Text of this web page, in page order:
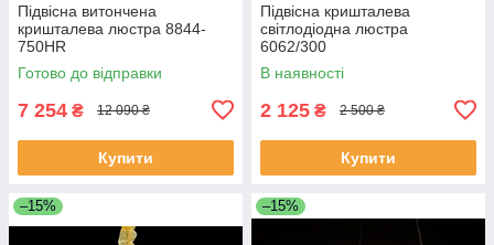
Підвісна витончена
кришталева люстра 8844-
750HR
Готово до відправки
7 254 ₴ 12 090 ₴
Купити
Підвісна кришталева
світлодіодна люстра
6062/300
В наявності
2 125 ₴ 2 500 ₴
Купити
–15% –15%